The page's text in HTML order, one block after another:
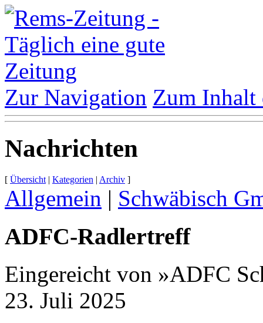
Zur Navigation Zum Inhalt
Nachrichten
[ Übersicht | Kategorien | Archiv ]
Allgemein | Schwäbisch
ADFC-​Radlertreff
Eingereicht von »ADFC
23. Juli 2025